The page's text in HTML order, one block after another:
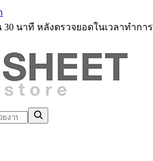
30 นาที หลังตรวจยอดในเวลาทำการ